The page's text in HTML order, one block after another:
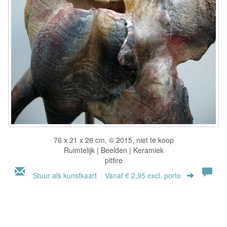
76 x 21 x 26 cm, © 2015, niet te koop
Ruimtelijk | Beelden | Keramiek
pitfire
Stuur als kunstkaart Vanaf € 2,95 excl. porto